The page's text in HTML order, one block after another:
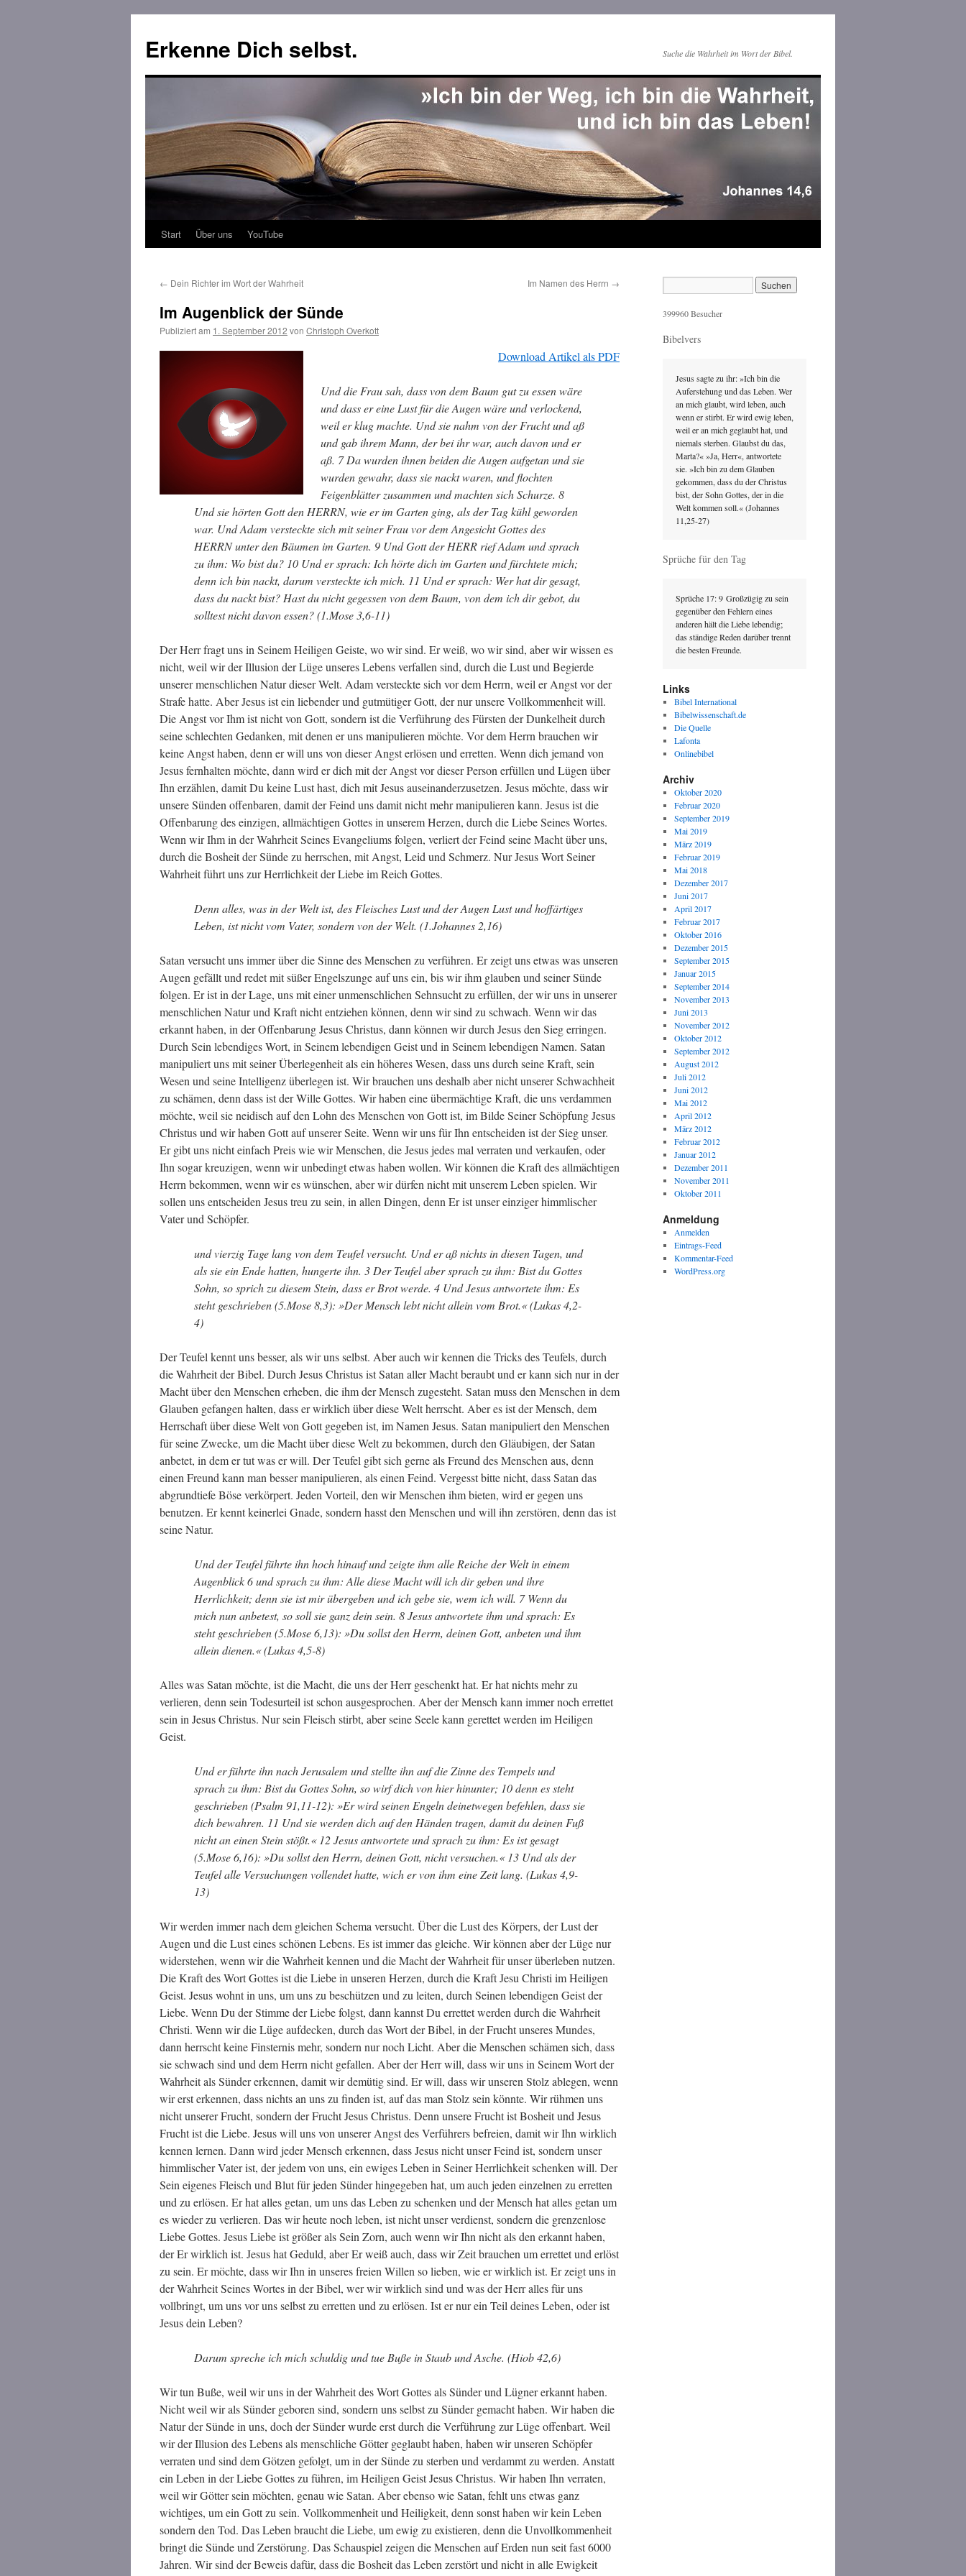
Erkenne Dich selbst. Suche die Wahrheit im Wort der Bibel.
Zum
springen
Start Über uns YouTube
← Dein Richter im Wort der Wahrheit Im Namen des Herrn →
Im Augenblick der Sünde
Publiziert am 1. September 2012 von Christoph Overkott
Download Artikel als PDF
Und die Frau sah, dass von dem Baum gut zu essen wäre
und dass er eine Lust für die Augen wäre und verlockend,
weil er klug machte. Und sie nahm von der Frucht und aß
und gab ihrem Mann, der bei ihr war, auch davon und er
aß. 7 Da wurden ihnen beiden die Augen aufgetan und sie
wurden gewahr, dass sie nackt waren, und flochten
Feigenblätter zusammen und machten sich Schurze. 8
Und sie hörten Gott den HERRN, wie er im Garten ging, als der Tag kühl geworden
war. Und Adam versteckte sich mit seiner Frau vor dem Angesicht Gottes des
HERRN unter den Bäumen im Garten. 9 Und Gott der HERR rief Adam und sprach
zu ihm: Wo bist du? 10 Und er sprach: Ich hörte dich im Garten und fürchtete mich;
denn ich bin nackt, darum versteckte ich mich. 11 Und er sprach: Wer hat dir gesagt,
dass du nackt bist? Hast du nicht gegessen von dem Baum, von dem ich dir gebot, du
solltest nicht davon essen? (1.Mose 3,6-11)
Der Herr fragt uns in Seinem Heiligen Geiste, wo wir sind. Er weiß, wo wir sind, aber wir wissen es
nicht, weil wir der Illusion der Lüge unseres Lebens verfallen sind, durch die Lust und Begierde
unserer menschlichen Natur dieser Welt. Adam versteckte sich vor dem Herrn, weil er Angst vor der
Strafe hatte. Aber Jesus ist ein liebender und gutmütiger Gott, der nur unsere Vollkommenheit will.
Die Angst vor Ihm ist nicht von Gott, sondern ist die Verführung des Fürsten der Dunkelheit durch
seine schlechten Gedanken, mit denen er uns manipulieren möchte. Vor dem Herrn brauchen wir
keine Angst haben, denn er will uns von dieser Angst erlösen und erretten. Wenn dich jemand von
Jesus fernhalten möchte, dann wird er dich mit der Angst vor dieser Person erfüllen und Lügen über
Ihn erzählen, damit Du keine Lust hast, dich mit Jesus auseinanderzusetzen. Jesus möchte, dass wir
unsere Sünden offenbaren, damit der Feind uns damit nicht mehr manipulieren kann. Jesus ist die
Offenbarung des einzigen, allmächtigen Gottes in unserem Herzen, durch die Liebe Seines Wortes.
Wenn wir Ihm in der Wahrheit Seines Evangeliums folgen, verliert der Feind seine Macht über uns,
durch die Bosheit der Sünde zu herrschen, mit Angst, Leid und Schmerz. Nur Jesus Wort Seiner
Wahrheit führt uns zur Herrlichkeit der Liebe im Reich Gottes.
Denn alles, was in der Welt ist, des Fleisches Lust und der Augen Lust und hoffärtiges
Leben, ist nicht vom Vater, sondern von der Welt. (1.Johannes 2,16)
Satan versucht uns immer über die Sinne des Menschen zu verführen. Er zeigt uns etwas was unseren
Augen gefällt und redet mit süßer Engelszunge auf uns ein, bis wir ihm glauben und seiner Sünde
folgen. Er ist in der Lage, uns mit einer unmenschlichen Sehnsucht zu erfüllen, der wir uns in unserer
menschlichen Natur und Kraft nicht entziehen können, denn wir sind zu schwach. Wenn wir das
erkannt haben, in der Offenbarung Jesus Christus, dann können wir durch Jesus den Sieg erringen.
Durch Sein lebendiges Wort, in Seinem lebendigen Geist und in Seinem lebendigen Namen. Satan
manipuliert uns mit seiner Überlegenheit als ein höheres Wesen, dass uns durch seine Kraft, sein
Wesen und seine Intelligenz überlegen ist. Wir brauchen uns deshalb aber nicht unserer Schwachheit
zu schämen, denn dass ist der Wille Gottes. Wir haben eine übermächtige Kraft, die uns verdammen
möchte, weil sie neidisch auf den Lohn des Menschen von Gott ist, im Bilde Seiner Schöpfung Jesus
Christus und wir haben Gott auf unserer Seite. Wenn wir uns für Ihn entscheiden ist der Sieg unser.
Er gibt uns nicht einfach Preis wie wir Menschen, die Jesus jedes mal verraten und verkaufen, oder
Ihn sogar kreuzigen, wenn wir unbedingt etwas haben wollen. Wir können die Kraft des allmächtigen
Herrn bekommen, wenn wir es wünschen, aber wir dürfen nicht mit unserem Leben spielen. Wir
sollen uns entscheiden Jesus treu zu sein, in allen Dingen, denn Er ist unser einziger himmlischer
Vater und Schöpfer.
und vierzig Tage lang von dem Teufel versucht. Und er aß nichts in diesen Tagen, und
als sie ein Ende hatten, hungerte ihn. 3 Der Teufel aber sprach zu ihm: Bist du Gottes
Sohn, so sprich zu diesem Stein, dass er Brot werde. 4 Und Jesus antwortete ihm: Es
steht geschrieben (5.Mose 8,3): »Der Mensch lebt nicht allein vom Brot.« (Lukas 4,2-
4)
Der Teufel kennt uns besser, als wir uns selbst. Aber auch wir kennen die Tricks des Teufels, durch
die Wahrheit der Bibel. Durch Jesus Christus ist Satan aller Macht beraubt und er kann sich nur in der
Macht über den Menschen erheben, die ihm der Mensch zugesteht. Satan muss den Menschen in dem
Glauben gefangen halten, dass er wirklich über diese Welt herrscht. Aber es ist der Mensch, dem
Herrschaft über diese Welt von Gott gegeben ist, im Namen Jesus. Satan manipuliert den Menschen
für seine Zwecke, um die Macht über diese Welt zu bekommen, durch den Gläubigen, der Satan
anbetet, in dem er tut was er will. Der Teufel gibt sich gerne als Freund des Menschen aus, denn
einen Freund kann man besser manipulieren, als einen Feind. Vergesst bitte nicht, dass Satan das
abgrundtiefe Böse verkörpert. Jeden Vorteil, den wir Menschen ihm bieten, wird er gegen uns
benutzen. Er kennt keinerlei Gnade, sondern hasst den Menschen und will ihn zerstören, denn das ist
seine Natur.
Und der Teufel führte ihn hoch hinauf und zeigte ihm alle Reiche der Welt in einem
Augenblick 6 und sprach zu ihm: Alle diese Macht will ich dir geben und ihre
Herrlichkeit; denn sie ist mir übergeben und ich gebe sie, wem ich will. 7 Wenn du
mich nun anbetest, so soll sie ganz dein sein. 8 Jesus antwortete ihm und sprach: Es
steht geschrieben (5.Mose 6,13): »Du sollst den Herrn, deinen Gott, anbeten und ihm
allein dienen.« (Lukas 4,5-8)
Alles was Satan möchte, ist die Macht, die uns der Herr geschenkt hat. Er hat nichts mehr zu
verlieren, denn sein Todesurteil ist schon ausgesprochen. Aber der Mensch kann immer noch errettet
sein in Jesus Christus. Nur sein Fleisch stirbt, aber seine Seele kann gerettet werden im Heiligen
Geist.
Und er führte ihn nach Jerusalem und stellte ihn auf die Zinne des Tempels und
sprach zu ihm: Bist du Gottes Sohn, so wirf dich von hier hinunter; 10 denn es steht
geschrieben (Psalm 91,11-12): »Er wird seinen Engeln deinetwegen befehlen, dass sie
dich bewahren. 11 Und sie werden dich auf den Händen tragen, damit du deinen Fuß
nicht an einen Stein stößt.« 12 Jesus antwortete und sprach zu ihm: Es ist gesagt
(5.Mose 6,16): »Du sollst den Herrn, deinen Gott, nicht versuchen.« 13 Und als der
Teufel alle Versuchungen vollendet hatte, wich er von ihm eine Zeit lang. (Lukas 4,9-
13)
Wir werden immer nach dem gleichen Schema versucht. Über die Lust des Körpers, der Lust der
Augen und die Lust eines schönen Lebens. Es ist immer das gleiche. Wir können aber der Lüge nur
widerstehen, wenn wir die Wahrheit kennen und die Macht der Wahrheit für unser überleben nutzen.
Die Kraft des Wort Gottes ist die Liebe in unseren Herzen, durch die Kraft Jesu Christi im Heiligen
Geist. Jesus wohnt in uns, um uns zu beschützen und zu leiten, durch Seinen lebendigen Geist der
Liebe. Wenn Du der Stimme der Liebe folgst, dann kannst Du errettet werden durch die Wahrheit
Christi. Wenn wir die Lüge aufdecken, durch das Wort der Bibel, in der Frucht unseres Mundes,
dann herrscht keine Finsternis mehr, sondern nur noch Licht. Aber die Menschen schämen sich, dass
sie schwach sind und dem Herrn nicht gefallen. Aber der Herr will, dass wir uns in Seinem Wort der
Wahrheit als Sünder erkennen, damit wir demütig sind. Er will, dass wir unseren Stolz ablegen, wenn
wir erst erkennen, dass nichts an uns zu finden ist, auf das man Stolz sein könnte. Wir rühmen uns
nicht unserer Frucht, sondern der Frucht Jesus Christus. Denn unsere Frucht ist Bosheit und Jesus
Frucht ist die Liebe. Jesus will uns von unserer Angst des Verführers befreien, damit wir Ihn wirklich
kennen lernen. Dann wird jeder Mensch erkennen, dass Jesus nicht unser Feind ist, sondern unser
himmlischer Vater ist, der jedem von uns, ein ewiges Leben in Seiner Herrlichkeit schenken will. Der
Sein eigenes Fleisch und Blut für jeden Sünder hingegeben hat, um auch jeden einzelnen zu erretten
und zu erlösen. Er hat alles getan, um uns das Leben zu schenken und der Mensch hat alles getan um
es wieder zu verlieren. Das wir heute noch leben, ist nicht unser verdienst, sondern die grenzenlose
Liebe Gottes. Jesus Liebe ist größer als Sein Zorn, auch wenn wir Ihn nicht als den erkannt haben,
der Er wirklich ist. Jesus hat Geduld, aber Er weiß auch, dass wir Zeit brauchen um errettet und erlöst
zu sein. Er möchte, dass wir Ihn in unseres freien Willen so lieben, wie er wirklich ist. Er zeigt uns in
der Wahrheit Seines Wortes in der Bibel, wer wir wirklich sind und was der Herr alles für uns
vollbringt, um uns vor uns selbst zu erretten und zu erlösen. Ist er nur ein Teil deines Leben, oder ist
Jesus dein Leben?
Darum spreche ich mich schuldig und tue Buße in Staub und Asche. (Hiob 42,6)
Wir tun Buße, weil wir uns in der Wahrheit des Wort Gottes als Sünder und Lügner erkannt haben.
Nicht weil wir als Sünder geboren sind, sondern uns selbst zu Sünder gemacht haben. Wir haben die
Natur der Sünde in uns, doch der Sünder wurde erst durch die Verführung zur Lüge offenbart. Weil
wir der Illusion des Lebens als menschliche Götter geglaubt haben, haben wir unseren Schöpfer
verraten und sind dem Götzen gefolgt, um in der Sünde zu sterben und verdammt zu werden. Anstatt
ein Leben in der Liebe Gottes zu führen, im Heiligen Geist Jesus Christus. Wir haben Ihn verraten,
weil wir Götter sein möchten, genau wie Satan. Aber ebenso wie Satan, fehlt uns etwas ganz
wichtiges, um ein Gott zu sein. Vollkommenheit und Heiligkeit, denn sonst haben wir kein Leben
sondern den Tod. Das Leben braucht die Liebe, um ewig zu existieren, denn die Unvollkommenheit
bringt die Sünde und Zerstörung. Das Schauspiel zeigen die Menschen auf Erden nun seit fast 6000
Jahren. Wir sind der Beweis dafür, dass die Bosheit das Leben zerstört und nicht in alle Ewigkeit
399960Besucher
Bibelvers
Jesus sagte zu ihr: »Ich bin die
Auferstehung und das Leben. Wer
an mich glaubt, wird leben, auch
wenn er stirbt. Er wird ewig leben,
weil er an mich geglaubt hat, und
niemals sterben. Glaubst du das,
Marta?« »Ja, Herr«, antwortete
sie. »Ich bin zu dem Glauben
gekommen, dass du der Christus
bist, der Sohn Gottes, der in die
Welt kommen soll.« (Johannes
11,25-27)
Sprüche für den Tag
Sprüche 17: 9 Großzügig zu sein
gegenüber den Fehlern eines
anderen hält die Liebe lebendig;
das ständige Reden darüber trennt
die besten Freunde.
Links
Bibel International
Bibelwissenschaft.de
Die Quelle
Lafonta
Onlinebibel
Archiv
Oktober 2020
Februar 2020
September 2019
Mai 2019
März 2019
Februar 2019
Mai 2018
Dezember 2017
Juni 2017
April 2017
Februar 2017
Oktober 2016
Dezember 2015
September 2015
Januar 2015
September 2014
November 2013
Juni 2013
November 2012
Oktober 2012
September 2012
August 2012
Juli 2012
Juni 2012
Mai 2012
April 2012
März 2012
Februar 2012
Januar 2012
Dezember 2011
November 2011
Oktober 2011
Anmeldung
Anmelden
Eintrags-Feed
Kommentar-Feed
WordPress.org